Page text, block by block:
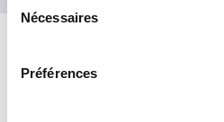
Nécessaires
Préférences